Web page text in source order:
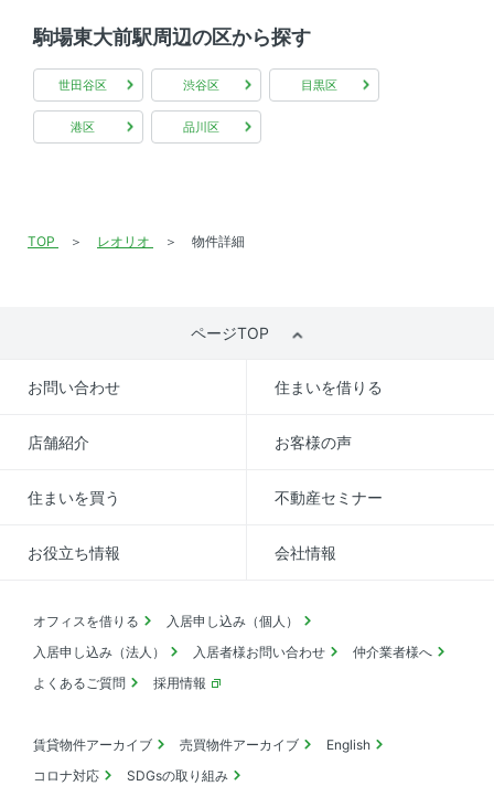
駒場東大前駅周辺の区から探す
世田谷区 渋谷区 目黒区
港区 品川区
TOP レオリオ 物件詳細
ページTOP
お問い合わせ 住まいを借りる
店舗紹介 お客様の声
住まいを買う 不動産セミナー
お役立ち情報 会社情報
オフィスを借りる
入居申し込み（個人）
入居申し込み（法人）
入居者様お問い合わせ
仲介業者様へ
よくあるご質問
採用情報
賃貸物件アーカイブ 売買物件アーカイブ
English
コロナ対応
SDGsの取り組み